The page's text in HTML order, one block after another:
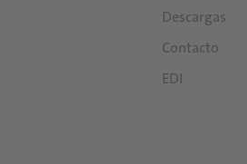
Descargas
Contacto
EDI